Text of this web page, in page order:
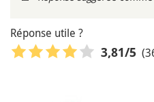
Réponse utile ?
3,81/5